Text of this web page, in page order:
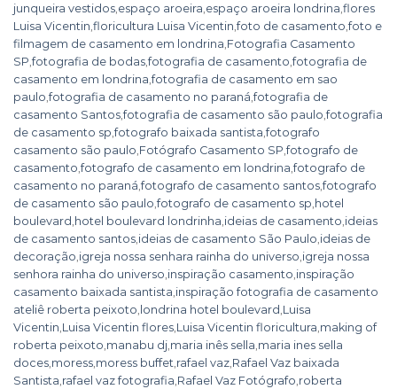
junqueira vestidos espaço aroeira espaço aroeira londrina flores
Luisa Vicentin floricultura Luisa Vicentin ,foto de casamento ,foto e
filmagem de casamento em londrina Fotografia Casamento
SP ,fotografia de bodas,fotografia de casamento ,fotografia de
casamento em londrina ,fotografia de casamento em sao
paulo ,fotografia de casamento no paraná ,fotografia de
casamento Santos,fotografia de casamento são paulo ,fotografia
de casamento sp ,fotografo baixada santista ,fotografo
casamento são paulo Fotógrafo Casamento SP ,fotografo de
casamento ,fotografo de casamento em londrina ,fotografo de
casamento no paraná ,fotografo de casamento santos,fotografo
de casamento são paulo ,fotografo de casamento sp hotel
boulevard hotel boulevard londrinha ideias de casamento ideias
de casamento santos ideias de casamento São Paulo ideias de
decoração igreja nossa senhara rainha do universo igreja nossa
senhora rainha do universo inspiração casamento inspiração
casamento baixada santista inspiração fotografia de casamento
ateliê roberta peixoto londrina hotel boulevard Luisa
Vicentin Luisa Vicentin flores Luisa Vicentin floricultura making of
roberta peixoto manabu dj maria inês sella maria ines sella
doces moress moress buffet rafael vaz Rafael Vaz baixada
Santista rafael vaz fotografia Rafael Vaz Fotógrafo roberta